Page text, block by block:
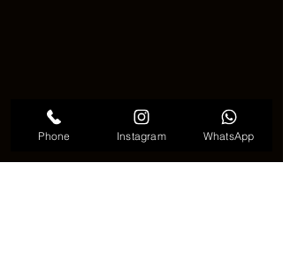
Phone Instagram WhatsApp